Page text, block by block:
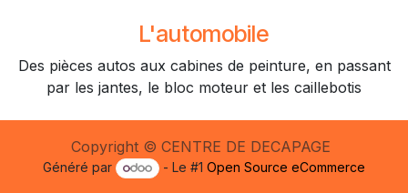
L'automobile
Des pièces autos aux cabines de peinture, en passant
par les jantes, le bloc moteur et les caillebotis
Copyright © CENTRE DE DECAPAGE
Généré par - Le #1Open Source eCommerce